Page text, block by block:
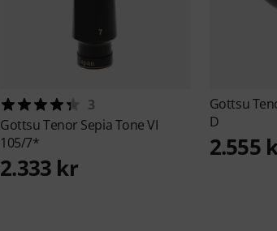
3
GottsuTenor Sepia Tone VI
105/7*
2.333 kr
Gottsu
D
2.555